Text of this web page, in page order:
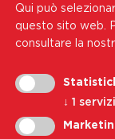
Tel.:
Iscriviti alla
Indirizzo e-mail
Qui può
questo sito web.
consultare la
↓ 1